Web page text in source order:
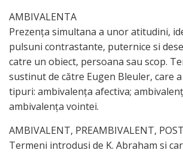
AMBIVALENTA
Prezenţa simultana a unor atitudini,
pulsuni contrastante, puternice si
catre un obiect, persoana sau scop.
sustinut de către Eugen Bleuler, care
tipuri: ambivalenţa afectiva;
ambivalenţa vointei.
AMBIVALENT, PREAMBIVALENT,
Termeni introdusi de K. Abraham si